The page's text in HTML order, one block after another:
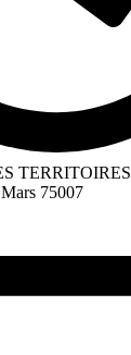
TERRITOIRES
75007